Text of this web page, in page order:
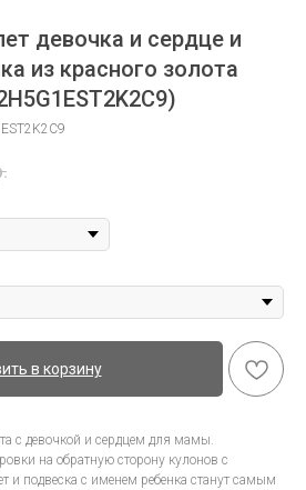
девочка и сердце и
из красного золота
в корзину
с девочкой и сердцем для мамы.
на обратную сторону кулонов с
и подвеска с именем ребенка станут самым